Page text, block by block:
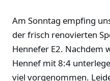
Am Sonntag empfing
der frisch renovierten
Hennefer E2. Nachdem
Hennef mit 8:4
viel vorgenommen.